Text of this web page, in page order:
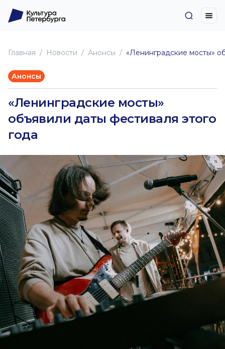
Главная Новоcти Анонсы «Ленинградские мосты»
Анонсы
«Ленинградские мосты»
объявили даты фестиваля этого
года